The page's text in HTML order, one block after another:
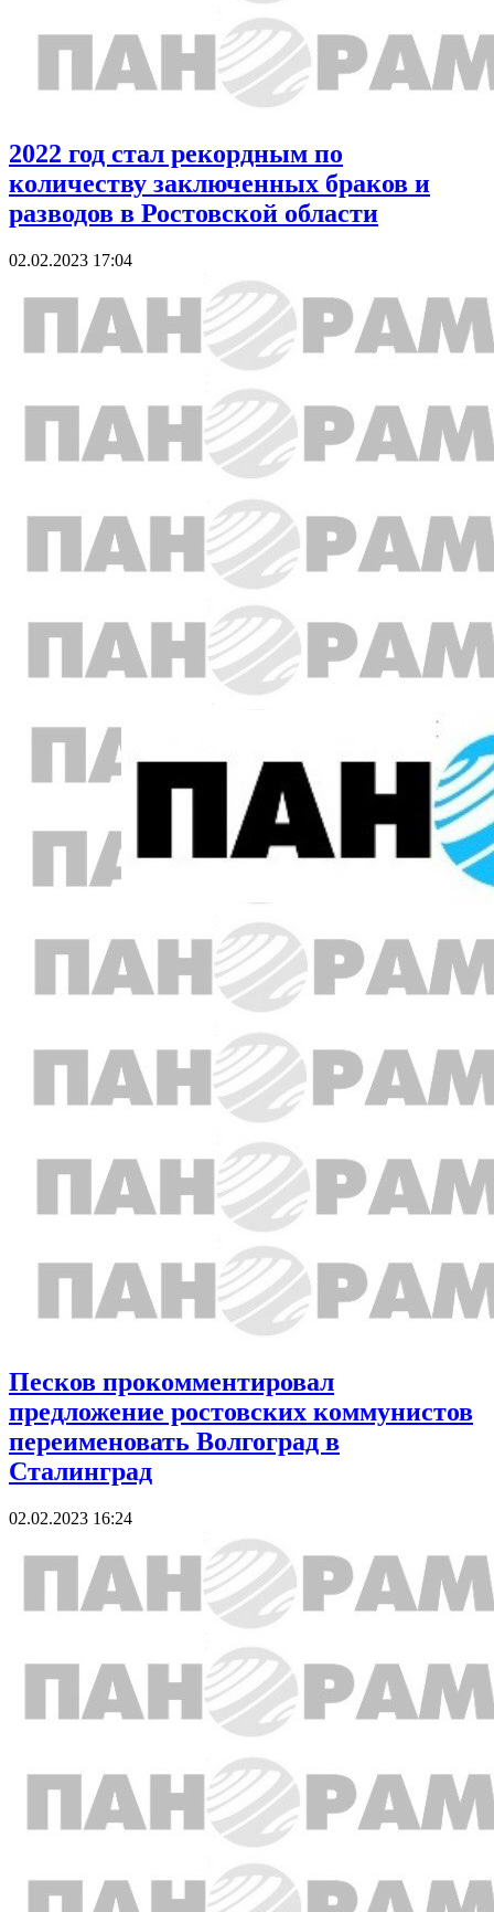
2022 год стал рекордным по
количеству заключенных браков и
разводов в Ростовской области
02.02.2023 17:04
Песков прокомментировал
предложение ростовских коммунистов
переименовать Волгоград в
Сталинград
02.02.2023 16:24